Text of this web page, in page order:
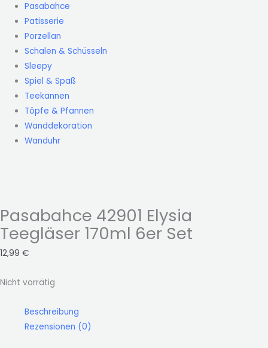
Pasabahce
Patisserie
Porzellan
Schalen & Schüsseln
Sleepy
Spiel & Spaß
Teekannen
Töpfe & Pfannen
Wanddekoration
Wanduhr
Pasabahce 42901 Elysia
Teegläser 170ml 6er Set
12,99 €
Nicht vorrätig
Beschreibung
Rezensionen (0)